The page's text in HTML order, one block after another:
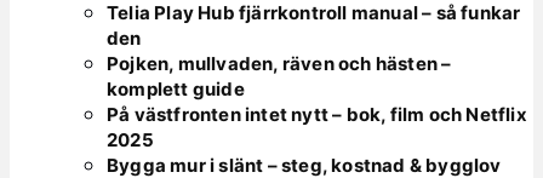
Telia Play Hub fjärrkontroll manual – så funkar
den
Pojken, mullvaden, räven och hästen –
komplett guide
På västfronten intet nytt – bok, film och Netflix
2025
Bygga mur i slänt – steg, kostnad & bygglov